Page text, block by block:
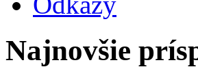
Najnovšie